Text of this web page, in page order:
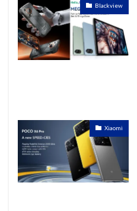
Blackview
Xiaomi